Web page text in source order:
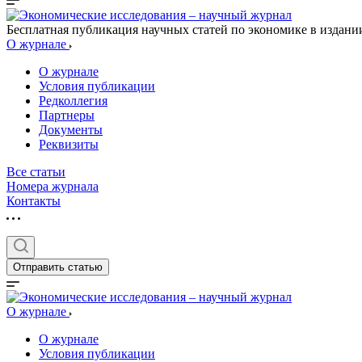
Бесплатная публикация научных статей по экономике в
О журнале
О журнале
Условия публикации
Редколлегия
Партнеры
Документы
Реквизиты
Все статьи
Номера журнала
Контакты
Отправить статью
О журнале
О журнале
Условия публикации